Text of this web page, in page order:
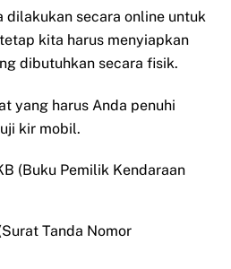
dilakukan secara online untuk
kita harus menyiapkan
dibutuhkan secara fisik.
yang harus Anda penuhi
kir mobil.
(Buku Pemilik Kendaraan
Tanda Nomor